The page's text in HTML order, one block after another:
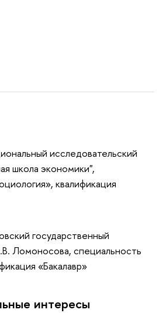
исследовательский
школа экономики",
квалификация
государственный
Ломоносова, специальность
«Бакалавр»
интересы